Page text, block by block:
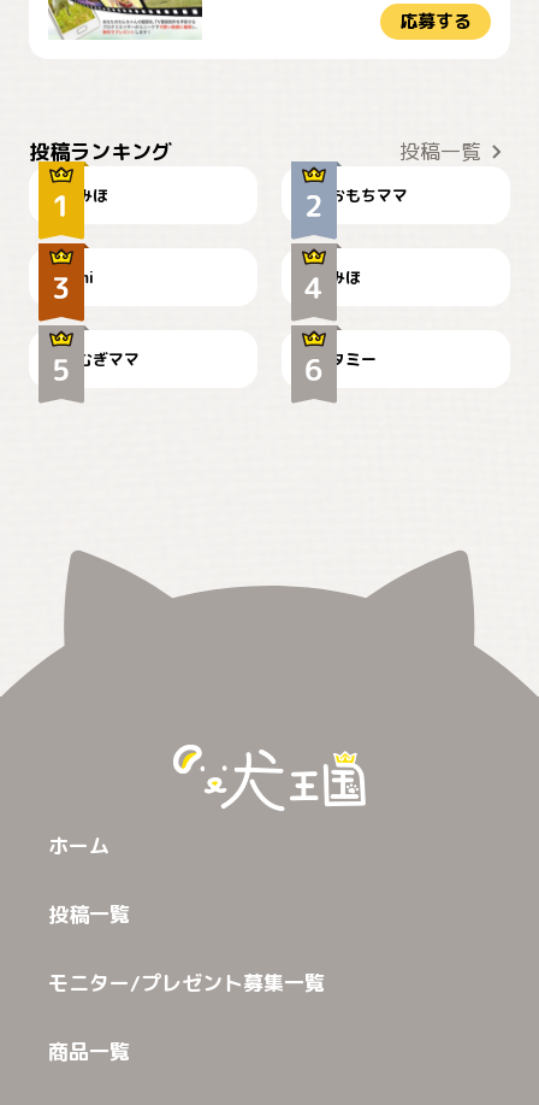
応募する
投稿ランキング 投稿一覧
みほ おもちママ
可愛い？
mi
見てるぞぉ
みほ
🌻とむぎ！
むぎママ
ドーベルマンのお友達邸に
て
タミー
ホーム
投稿一覧
モニター/プレゼント募集一覧
商品一覧